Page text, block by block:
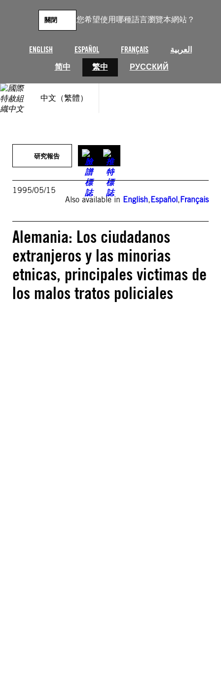
您希望使用哪種語言瀏覽本網站？
ENGLISH ESPAÑOL FRANÇAIS
العربية
简中
繁中 РУССКИЙ
關閉
中文（繁體）
研究報告
1995/05/15
Also available in English,Español,Français
Alemania: Los ciudadanos
extranjeros y las minorias
etnicas, principales victimas de
los malos tratos policiales